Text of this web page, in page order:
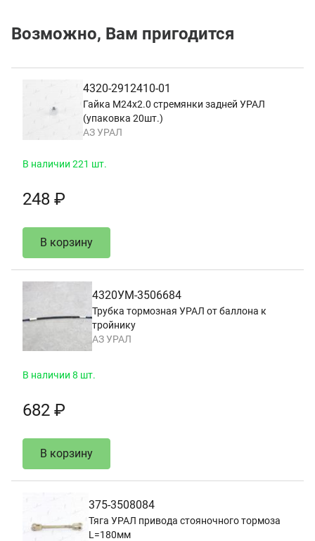
Возможно, Вам пригодится
4320-2912410-01
Гайка М24х2.0 стремянки задней УРАЛ
(упаковка 20шт.)
АЗ УРАЛ
В наличии 221 шт.
248 ₽
В корзину
4320УМ-3506684
Трубка тормозная УРАЛ от баллона к
тройнику
АЗ УРАЛ
В наличии 8 шт.
682 ₽
В корзину
375-3508084
Тяга УРАЛ привода стояночного тормоза
L=180мм